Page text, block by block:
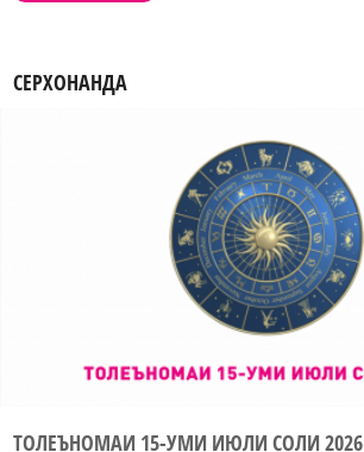
СЕРХОНАНДА
ТОЛЕЪНОМАИ 15-УМИ ИЮЛИ СОЛИ 2026